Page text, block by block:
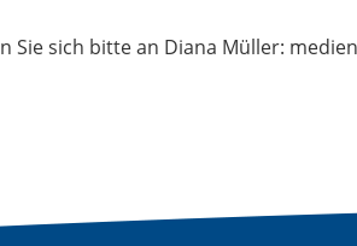
Sie sich bitte an Diana Müller: